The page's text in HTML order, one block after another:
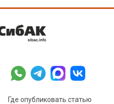
Где опубликовать статью